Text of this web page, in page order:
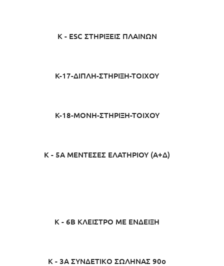
K - ESC ΣΤΗΡΙΞΕΙΣ ΠΛΑΙΝΩΝ
K-17-ΔΙΠΛΗ-ΣΤΗΡΙΞΗ-ΤΟΙΧΟΥ
K-18-ΜΟΝΗ-ΣΤΗΡΙΞΗ-ΤΟΙΧΟΥ
K - 5A ΜΕΝΤΕΣΕΣ ΕΛΑΤΗΡΙΟΥ (Α+Δ)
K - 6B ΚΛΕΙΣΤΡΟ ΜΕ ΕΝΔΕΙΞΗ
K - 3A ΣΥΝΔΕΤΙΚΟ ΣΩΛΗΝΑΣ 90ο